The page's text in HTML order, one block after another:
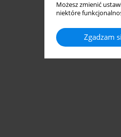
Możesz zmienić
niektóre
Zgadzam